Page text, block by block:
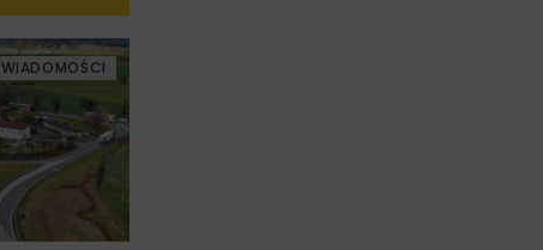
WIADOMOŚCI